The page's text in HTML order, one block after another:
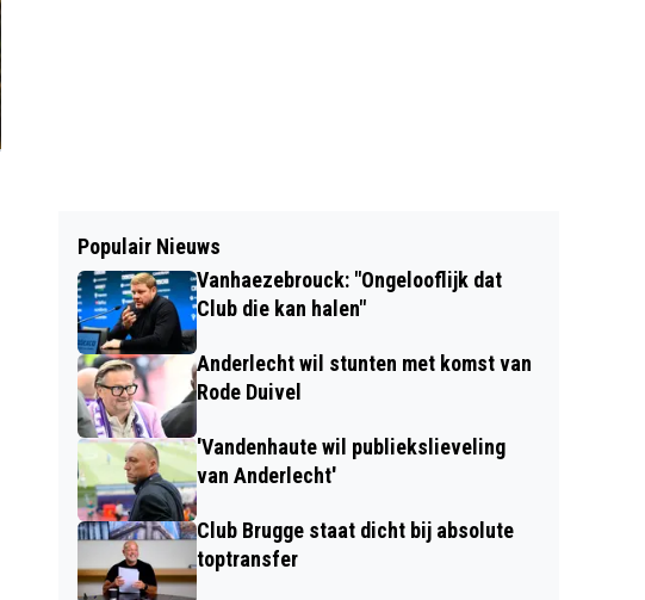
Populair Nieuws
Vanhaezebrouck: "Ongelooflijk dat
Club die kan halen"
Anderlecht wil stunten met komst van
Rode Duivel
'Vandenhaute wil publiekslieveling
van Anderlecht'
Club Brugge staat dicht bij absolute
toptransfer